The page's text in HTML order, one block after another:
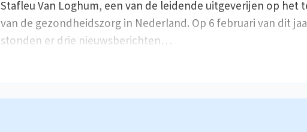
Stafleu Van Loghum, een van de leidende uitgeverijen op het
van de gezondheidszorg in Nederland. Op 6 februari van dit
stonden er drie nieuwsberichten…